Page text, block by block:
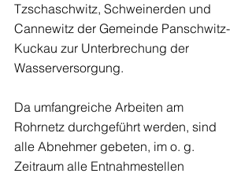
Tzschaschwitz, Schweinerden und
Cannewitz der Gemeinde Panschwitz-
Kuckau zur Unterbrechung der
Wasserversorgung.
Da umfangreiche Arbeiten am
Rohrnetz durchgeführt werden, sind
alle Abnehmer gebeten, im o. g.
Zeitraum alle Entnahmestellen